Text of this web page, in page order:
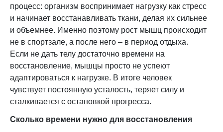
процесс: организм воспринимает нагрузку как стресс
и начинает восстанавливать ткани, делая их сильнее
и объемнее. Именно поэтому рост мышц происходит
не в спортзале, а после него – в период отдыха.
Если не дать телу достаточно времени на
восстановление, мышцы просто не успеют
адаптироваться к нагрузке. В итоге человек
чувствует постоянную усталость, теряет силу и
сталкивается с остановкой прогресса.
Сколько времени нужно для восстановления